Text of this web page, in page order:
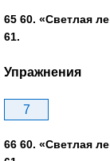
65 60. «Светлая
61.
Упражнения
7
66 60. «Светлая